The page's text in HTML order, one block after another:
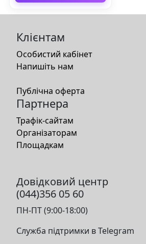
Клієнтам
Особистий кабінет
Напишіть нам
Публічна оферта
Партнера
Трафік-сайтам
Організаторам
Площадкам
Довідковий центр
(044)356 05 60
ПН-ПТ (9:00-18:00)
Служба підтримки в Telegram